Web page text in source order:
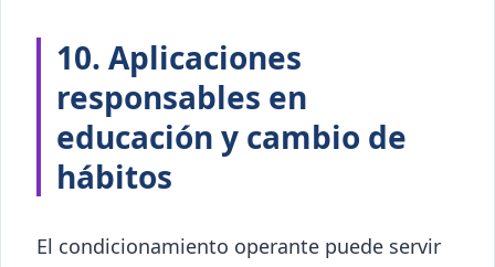
10. Aplicaciones
responsables en
educación y cambio de
hábitos
El condicionamiento operante puede servir